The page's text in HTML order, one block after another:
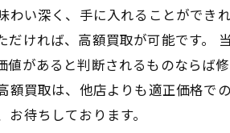
い深く、手に入れることができ
ければ、高額買取が可能です。
があると判断されるものならば
買取は、他店よりも適正価格で
待ちしております。